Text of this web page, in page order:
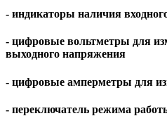
- индикаторы наличия
- цифровые вольтметры для
выходного напряжения
- цифровые амперметры для
- переключатель режима